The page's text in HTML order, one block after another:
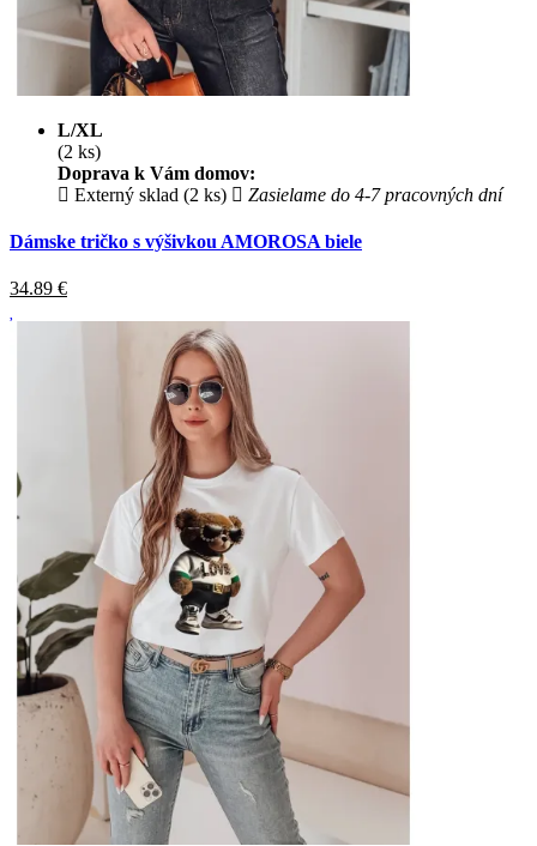
L/XL
(2 ks)
Doprava k Vám domov:
Externý sklad (2 ks)
Zasielame do 4-7 pracovných dní
Dámske tričko s výšivkou AMOROSA biele
34.89 €